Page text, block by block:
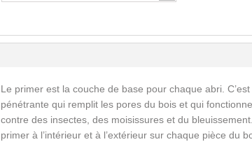
Le primer est la couche de base pour chaque abri.
pénétrante qui remplit les pores du bois et qui
contre des insectes, des moisissures et du
primer à l’intérieur et à l’extérieur sur chaque pièce du